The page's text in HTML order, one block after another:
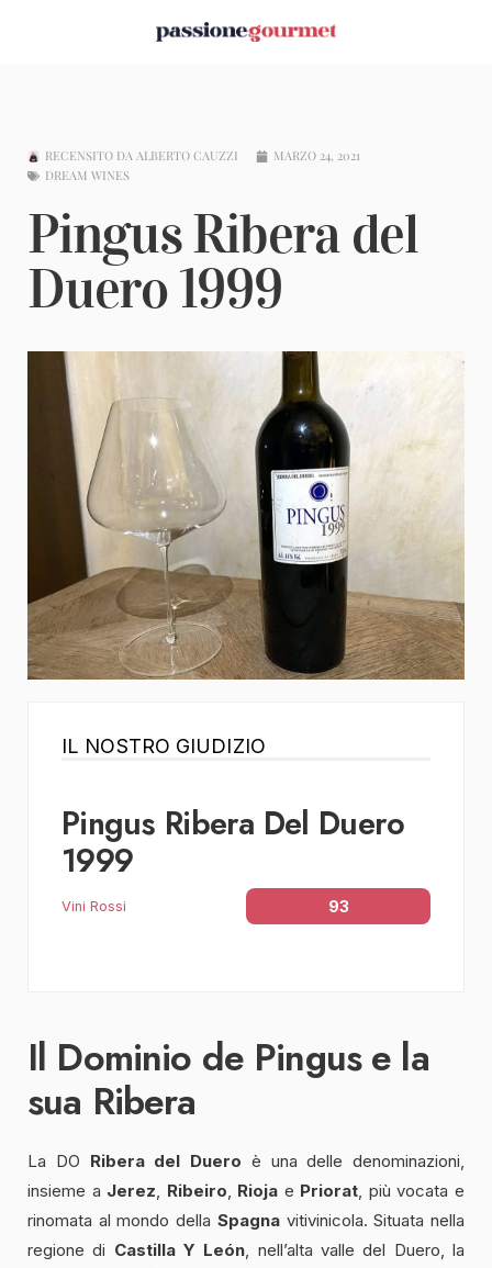
RECENSITO DA ALBERTO CAUZZI
MARZO 24, 2021
DREAM WINES
Pingus Ribera del
Duero 1999
IL NOSTRO GIUDIZIO
Pingus Ribera Del Duero
1999
Vini Rossi 93
Il Dominio de Pingus e la
sua Ribera
La DO Ribera del Duero è una delle denominazioni,
insieme a Jerez, Ribeiro, Rioja e Priorat, più vocata e
rinomata al mondo della Spagnavitivinicola. Situata nella
regione di Castilla Y León, nell’alta valle del Duero, la